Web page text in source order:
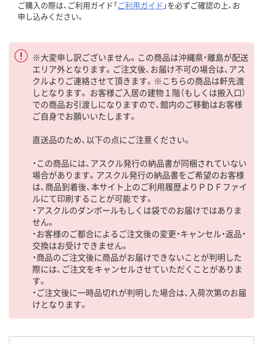
ご購入の際は、ご利用ガイド「ご利用ガイド 」を必ずご確認の上、お
申し込みください。
※大変申し訳ございません。この商品は沖縄県・離島が配送
エリア外となります。ご注文後、お届け不可の場合は、アス
クルよりご連絡させて頂きます。※こちらの商品は軒先渡
しとなります。 お客様ご入居の建物１階（もしくは搬入口）
での商品お引渡しになりますので、館内のご移動はお客様
ご自身でお願いいたします。
直送品のため、以下の点にご注意ください。
・この商品には、アスクル発行の納品書が同梱されていない
場合があります。アスクル発行の納品書をご希望のお客様
は、商品到着後、本サイト上のご利用履歴よりＰＤＦファイ
ルにて印刷することが可能です。
・アスクルのダンボールもしくは袋でのお届けではありま
せん。
・お客様のご都合によるご注文後の変更・キャンセル・返品・
交換はお受けできません。
・商品のご注文後に商品がお届けできないことが判明した
際には、ご注文をキャンセルさせていただくことがありま
す。
・ご注文後に一時品切れが判明した場合は、入荷次第のお届
けとなります。